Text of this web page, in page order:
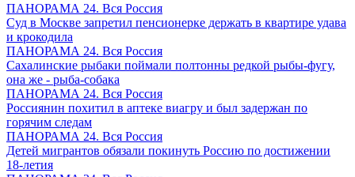
ПАНОРАМА 24. Вся Россия
Суд в Москве запретил пенсионерке держать в квартире удава
и крокодила
ПАНОРАМА 24. Вся Россия
Сахалинские рыбаки поймали полтонны редкой рыбы-фугу,
она же - рыба-собака
ПАНОРАМА 24. Вся Россия
Россиянин похитил в аптеке виагру и был задержан по
горячим следам
ПАНОРАМА 24. Вся Россия
Детей мигрантов обязали покинуть Россию по достижении
18-летия